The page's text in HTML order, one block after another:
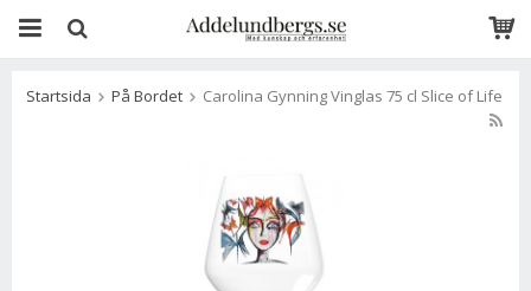
Startsida På Bordet Carolina Gynning Vinglas 75 cl Slice of Life